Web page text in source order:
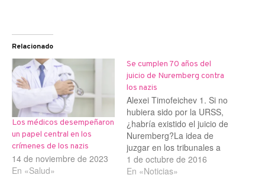
Relacionado
Los médicos desempeñaron
un papel central en los
crímenes de los nazis
14 de noviembre de 2023
En «Salud»
Se cumplen 70 años del
juicio de Nuremberg contra
los nazis
Alexei Timofeichev 1. Si no
hubiera sido por la URSS,
¿habría existido el juicio de
Nuremberg?La idea de
juzgar en los tribunales a
los líderes del Tercer Reich
no parecía tan obvia en los
1 de octubre de 2016
En «Noticias»